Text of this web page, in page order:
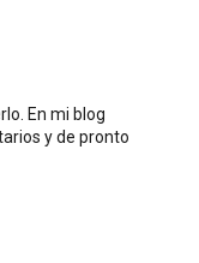
En mi blog
y de pronto